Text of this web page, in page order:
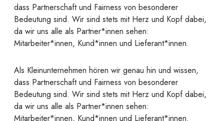
dass Partnerschaft und Fairness von besonderer
Bedeutung sind. Wir sind stets mit Herz und Kopf dabei,
da wir uns alle als Partner*innen sehen:
Mitarbeiter*innen, Kund*innen und Lieferant*innen.
Als Kleinunternehmen hören wir genau hin und wissen,
dass Partnerschaft und Fairness von besonderer
Bedeutung sind. Wir sind stets mit Herz und Kopf dabei,
da wir uns alle als Partner*innen sehen:
Mitarbeiter*innen, Kund*innen und Lieferant*innen.